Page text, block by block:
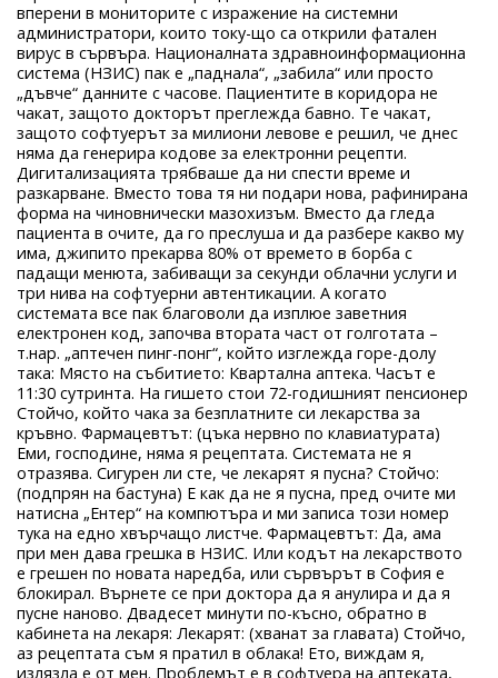
вперени в мониторите с изражение на системни
администратори, които току-що са открили фатален
вирус в сървъра. Националната здравноинформационна
система (НЗИС) пак е „паднала“, „забила“ или просто
„дъвче“ данните с часове. Пациентите в коридора не
чакат, защото докторът преглежда бавно. Те чакат,
защото софтуерът за милиони левове е решил, че днес
няма да генерира кодове за електронни рецепти.
Дигитализацията трябваше да ни спести време и
разкарване. Вместо това тя ни подари нова, рафинирана
форма на чиновнически мазохизъм. Вместо да гледа
пациента в очите, да го преслуша и да разбере какво му
има, джипито прекарва 80% от времето в борба с
падащи менюта, забиващи за секунди облачни услуги и
три нива на софтуерни автентикации. А когато
системата все пак благоволи да изплюе заветния
електронен код, започва втората част от голготата –
т.нар. „аптечен пинг-понг“, който изглежда горе-долу
така: Място на събитието: Квартална аптека. Часът е
11:30 сутринта. На гишето стои 72-годишният пенсионер
Стойчо, който чака за безплатните си лекарства за
кръвно. Фармацевтът: (цъка нервно по клавиатурата)
Еми, господине, няма я рецептата. Системата не я
отразява. Сигурен ли сте, че лекарят я пусна? Стойчо:
(подпрян на бастуна) Е как да не я пусна, пред очите ми
натисна „Ентер“ на компютъра и ми записа този номер
тука на едно хвърчащо листче. Фармацевтът: Да, ама
при мен дава грешка в НЗИС. Или кодът на лекарството
е грешен по новата наредба, или сървърът в София е
блокирал. Върнете се при доктора да я анулира и да я
пусне наново. Двадесет минути по-късно, обратно в
кабинета на лекаря: Лекарят: (хванат за главата) Стойчо,
аз рецептата съм я пратил в облака! Ето, виждам я,
излязла е от мен. Проблемът е в софтуера на аптеката,